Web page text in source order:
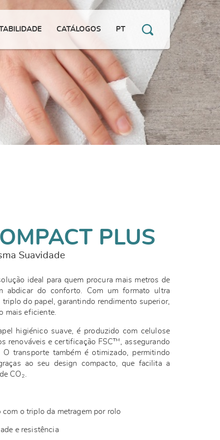
CATÁLOGOS PT
PLUS
Suavidade
ideal para quem procura mais metros de
abdicar do conforto. Com um formato ultra
do papel, garantindo rendimento superior,
mais eficiente.
higiénico suave, é produzido com celulose
renováveis e certificação FSC™, assegurando
O transporte também é otimizado, permitindo
ao seu design compacto, que facilita a
CO₂.
o triplo da metragem por rolo
e resistência